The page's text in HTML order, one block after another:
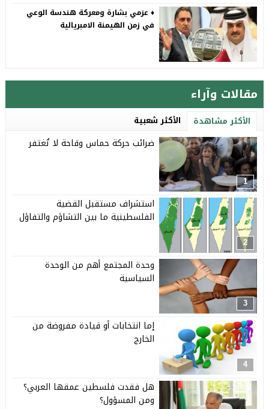
♦️ عزمي بشارة ومعركة هندسة الوعي
في زمن الهيمنة الامبريالية
مقالات وآراء
الأكثر مشاهدة الأكثر شعبية
1
ضرائب حركة حماس وقاحة لا تُغتفر
2
استشراف مستقبل القضية
الفلسطينية ما بين التشاؤم والتفاؤل
3
وحدة المجتمع أهم من الوحدة
السياسية
4
إما انتخابات أو قيادة مفروضة من
الخارج
هل فقدت فلسطين عمقها العربي؟
ومن المسؤول؟